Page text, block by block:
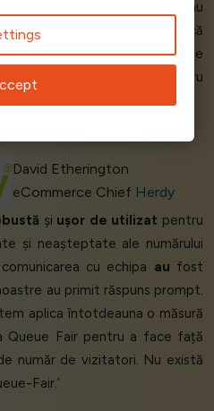
oamenilor să simtă că au
a face cumpărături, așa că
coș. Urmărirea lansării noastre
importantă și pentru
David Etherington
eCommerce Chief Herdy
și ușor de utilizat pentru
și neașteptate ale numărului
cu echipa au fost
au primit răspuns prompt.
aplica întotdeauna o măsură
Queue Fair pentru a face față
număr de vizitatori. Nu există
Fair.’